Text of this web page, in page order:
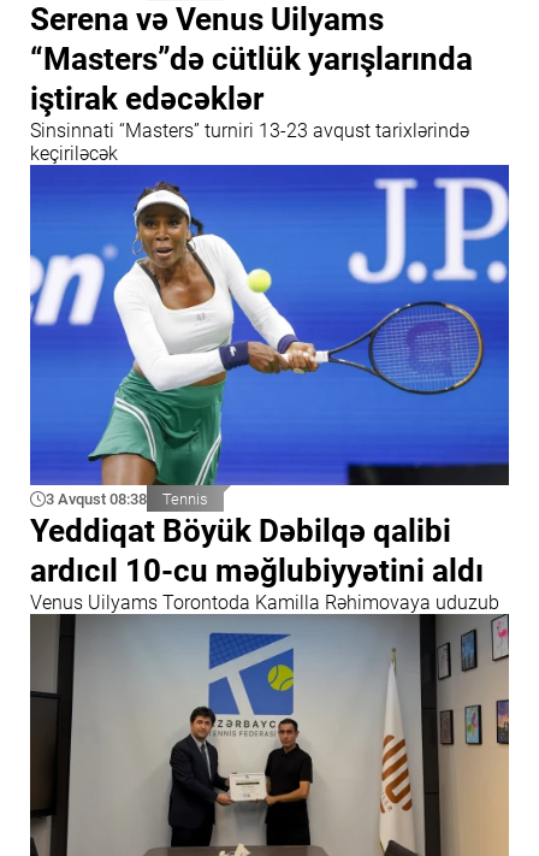
Serena və Venus Uilyams
“Masters”də cütlük yarışlarında
iştirak edəcəklər
Sinsinnati “Masters” turniri 13-23 avqust tarixlərində
keçiriləcək
3 Avqust 08:38 Tennis
Yeddiqat Böyük Dəbilqə qalibi
ardıcıl 10-cu məğlubiyyətini aldı
Venus Uilyams Torontoda Kamilla Rəhimovaya uduzub